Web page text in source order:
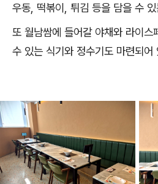
우동, 떡볶이, 튀김 등을 담을 수
또 월남쌈에 들어갈 야채와 라이스
수 있는 식기와 정수기도 마련되어